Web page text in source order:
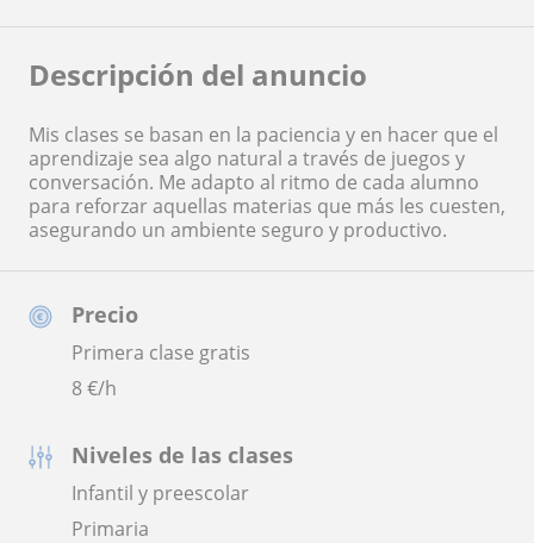
Precio
Primera clase gratis
8€/h
Niveles de las clases
Infantil y preescolar
Primaria
Descripción del anuncio
Mis clases se basan en la paciencia y en hacer que el
aprendizaje sea algo natural a través de juegos y
conversación. Me adapto al ritmo de cada alumno
para reforzar aquellas materias que más les cuesten,
asegurando un ambiente seguro y productivo.